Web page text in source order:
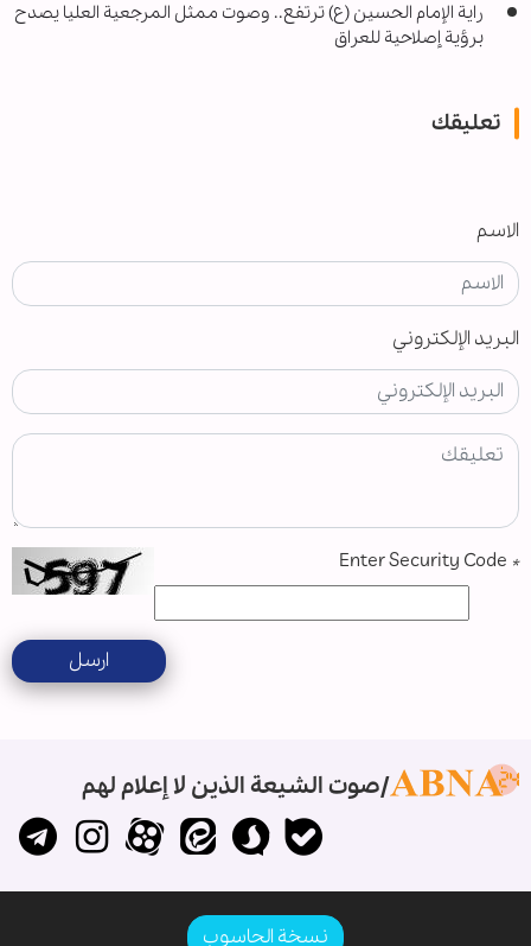
راية الإمام الحسين (ع) ترتفع.. وصوت ممثل المرجعية العليا يصدح
برؤية إصلاحية للعراق
تعليقك
الاسم
البريد الإلكتروني
*
ارسل
صوت الشيعة الذين لا إعلام لهم
نسخة الحاسوب